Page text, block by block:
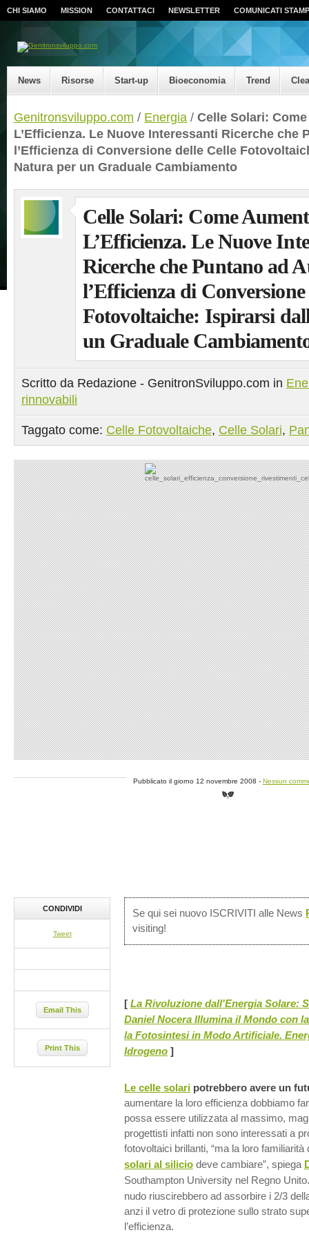
CHI SIAMO MISSION CONTATTACI NEWSLETTER COMUNICATI
News Risorse Start-up Bioeconomia Trend
Genitronsviluppo.com / Energia / Celle Solari:
L’Efficienza. Le Nuove Interessanti Ricerche che
l’Efficienza di Conversione delle Celle
Natura per un Graduale Cambiamento
Celle Solari: Come
L’Efficienza. Le Nuove
Ricerche che Puntano ad
l’Efficienza di Conversione
Fotovoltaiche: Ispirarsi
un Graduale
Scritto da Redazione - GenitronSviluppo.com in
rinnovabili
Taggato come: Celle Fotovoltaiche, Celle Solari,
Pubblicato il giorno 12 novembre 2008 - Nessun
Se qui sei nuovo ISCRIVITI alle News
visiting!
[ La Rivoluzione dall'Energia Solare:
Daniel Nocera Illumina il Mondo con
la Fotosintesi in Modo Artificiale.
Idrogeno ]
Le celle solari potrebbero avere un
aumentare la loro efficienza dobbiamo
possa essere utilizzata al massimo,
progettisti infatti non sono interessati a
fotovoltaici brillanti, “ma la loro
solari al silicio deve cambiare”, spiega
Southampton University nel Regno
nudo riuscirebbero ad assorbire i 2/3
anzi il vetro di protezione sullo strato
l’efficienza.
CONDIVIDI
Tweet
Email This
Print This